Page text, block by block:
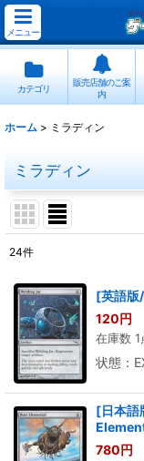
メニュー
カテゴリ
販売店舗のご案
内
ホーム > ミラディン
ミラディン
並び順:
24件
[英語
120円
在庫数 1
状態：
[日本語
780円